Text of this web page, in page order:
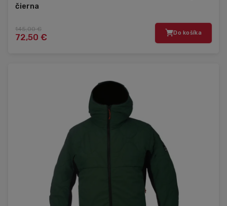
čierna
145,00 €
72,50 € Do košíka